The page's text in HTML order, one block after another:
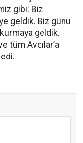
gibi: Biz
geldik. Biz günü
geldik.
tüm Avcılar’a